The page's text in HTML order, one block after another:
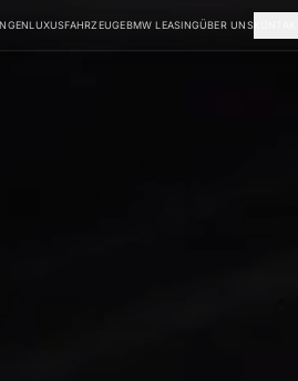
LUXUSFAHRZEUGEBMW LEASINGÜBER UNSKONTAKT